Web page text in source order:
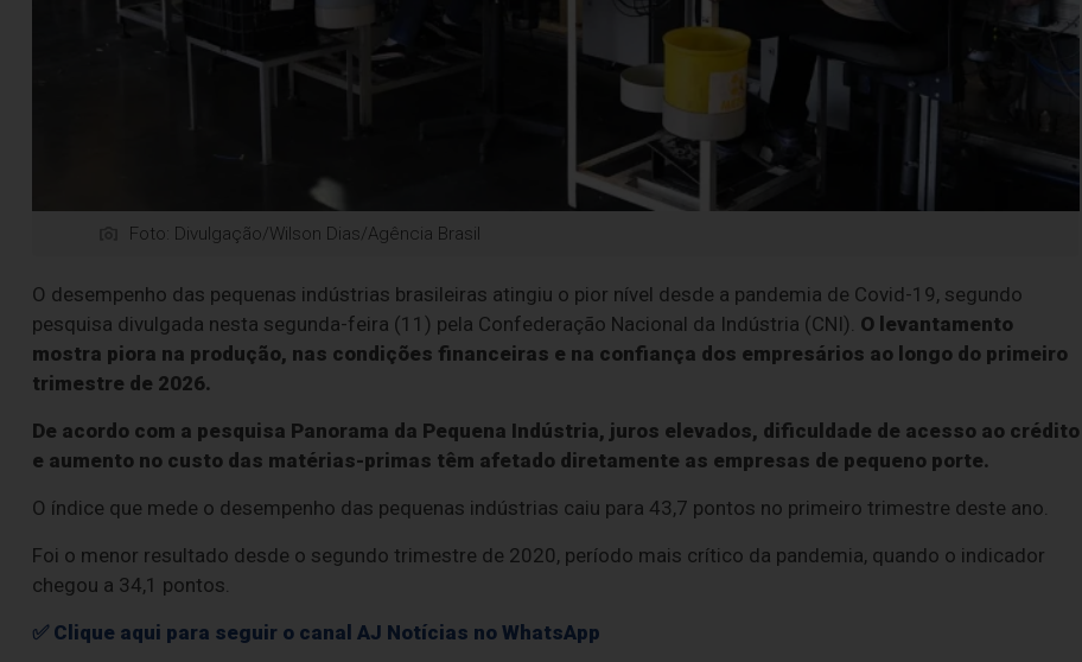
Foto: Divulgação/Wilson Dias/Agência Brasil
O desempenho das pequenas indústrias brasileiras atingiu o pior nível desde a pandemia de Covid-19, segundo
pesquisa divulgada nesta segunda-feira (11) pela Confederação Nacional da Indústria (CNI). O levantamento
mostra piora na produção, nas condições financeiras e na confiança dos empresários ao longo do primeiro
trimestre de 2026.
De acordo com a pesquisa Panorama da Pequena Indústria, juros elevados, dificuldade de acesso ao crédito
e aumento no custo das matérias-primas têm afetado diretamente as empresas de pequeno porte.
O índice que mede o desempenho das pequenas indústrias caiu para 43,7 pontos no primeiro trimestre deste ano.
Foi o menor resultado desde o segundo trimestre de 2020, período mais crítico da pandemia, quando o indicador
chegou a 34,1 pontos.
✅ Clique aqui para seguir o canal AJ Notícias no WhatsApp